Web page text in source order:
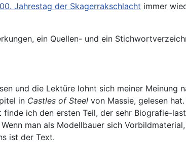
Jahrestag der Skagerrakschlacht immer
ein Quellen- und ein
und die Lektüre lohnt sich meiner Meinung
in Castles of Steel von Massie, gelesen
ich den ersten Teil, der sehr Biografie-
man als Modellbauer sich
ist der Text.